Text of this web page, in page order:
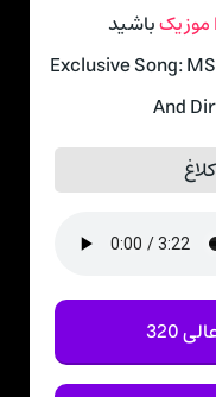
موزیکباشید
Exclusive Song:
And
320